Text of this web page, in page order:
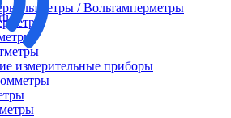
/ Вольтамперметры
измерительные приборы